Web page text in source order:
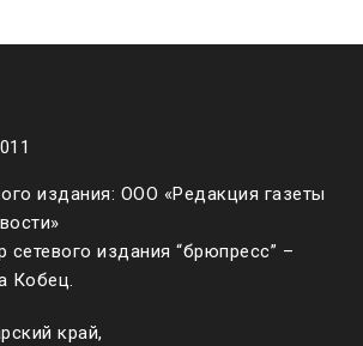
издания: ООО «Редакция газеты
сетевого издания “брюпресс” –
Кобец.
край,